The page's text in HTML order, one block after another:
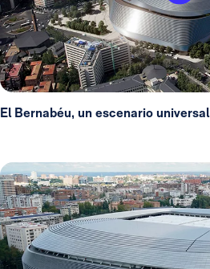
El Bernabéu, un escenario universal